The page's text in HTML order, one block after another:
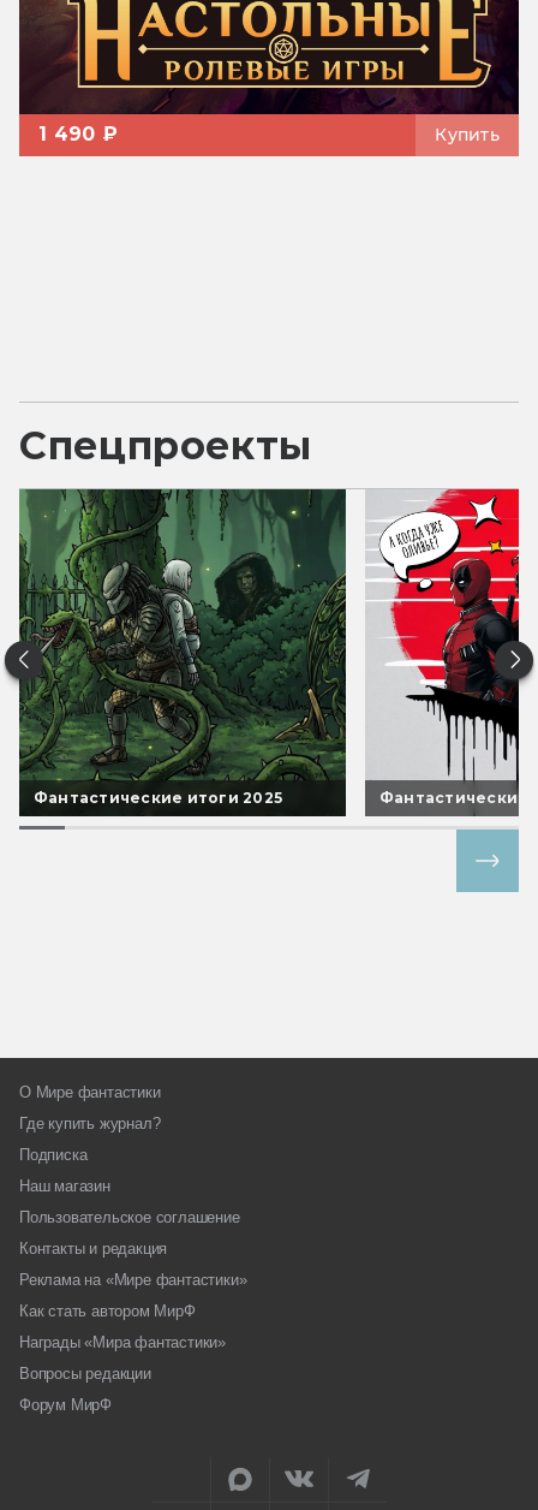
1 490 ₽ Купить
Спецпроекты
Фантастические итоги 2025 Фантастические
О Мире фантастики
Где купить журнал?
Подписка
Наш магазин
Пользовательское соглашение
Контакты и редакция
Реклама на «Мире фантастики»
Как стать автором МирФ
Награды «Мира фантастики»
Вопросы редакции
Форум МирФ